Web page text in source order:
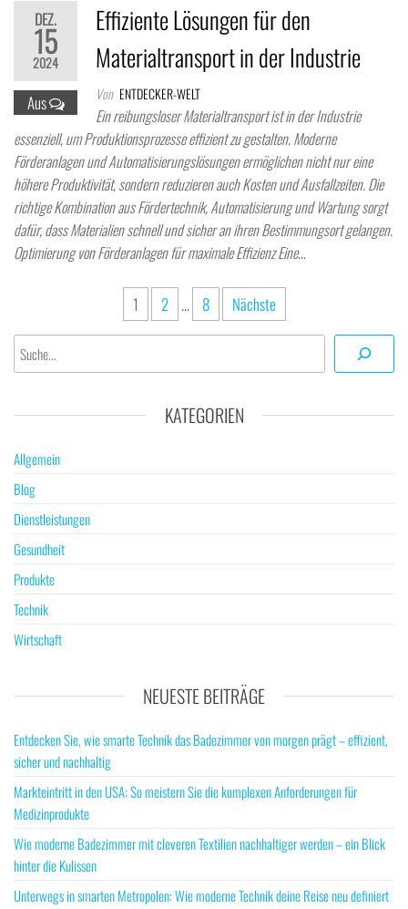
DEZ.
15
2024
Aus
Effiziente Lösungen für den
Materialtransport in der Industrie
Von ENTDECKER-WELT
Ein reibungsloser Materialtransport ist in der Industrie
essenziell, um Produktionsprozesse effizient zu gestalten. Moderne
Förderanlagen und Automatisierungslösungen ermöglichen nicht nur eine
höhere Produktivität, sondern reduzieren auch Kosten und Ausfallzeiten. Die
richtige Kombination aus Fördertechnik, Automatisierung und Wartung sorgt
dafür, dass Materialien schnell und sicher an ihren Bestimmungsort gelangen.
Optimierung von Förderanlagen für maximale Effizienz Eine…
Seitennummerierung
der
Beiträge
1 2 … 8 Nächste
Suchen
KATEGORIEN
Allgemein
Blog
Dienstleistungen
Gesundheit
Produkte
Technik
Wirtschaft
NEUESTE BEITRÄGE
Entdecken Sie, wie smarte Technik das Badezimmer von morgen prägt – effizient,
sicher und nachhaltig
Markteintritt in den USA: So meistern Sie die komplexen Anforderungen für
Medizinprodukte
Wie moderne Badezimmer mit cleveren Textilien nachhaltiger werden – ein Blick
hinter die Kulissen
Unterwegs in smarten Metropolen: Wie moderne Technik deine Reise neu definiert